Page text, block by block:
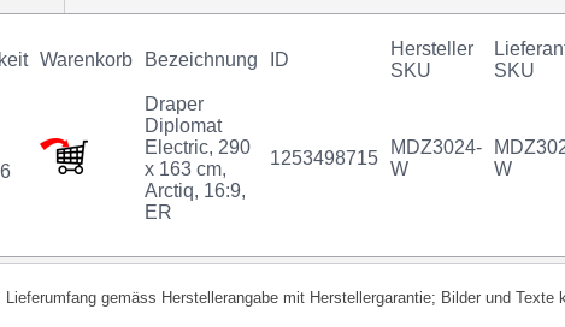
Warenkorb Bezeichnung ID
Hersteller
SKU
SKU
Draper
Diplomat
Electric, 290
x 163 cm,
Arctiq, 16:9,
ER
1253498715
MDZ3024-
W
W
gemäss Herstellerangabe mit Herstellergarantie; Bilder und Texte